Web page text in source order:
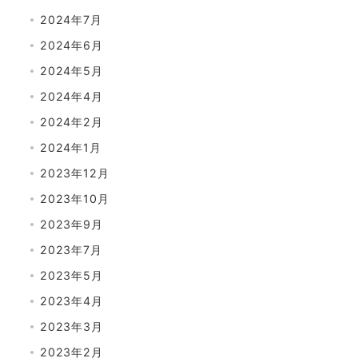
2024年7月
2024年6月
2024年5月
2024年4月
2024年2月
2024年1月
2023年12月
2023年10月
2023年9月
2023年7月
2023年5月
2023年4月
2023年3月
2023年2月